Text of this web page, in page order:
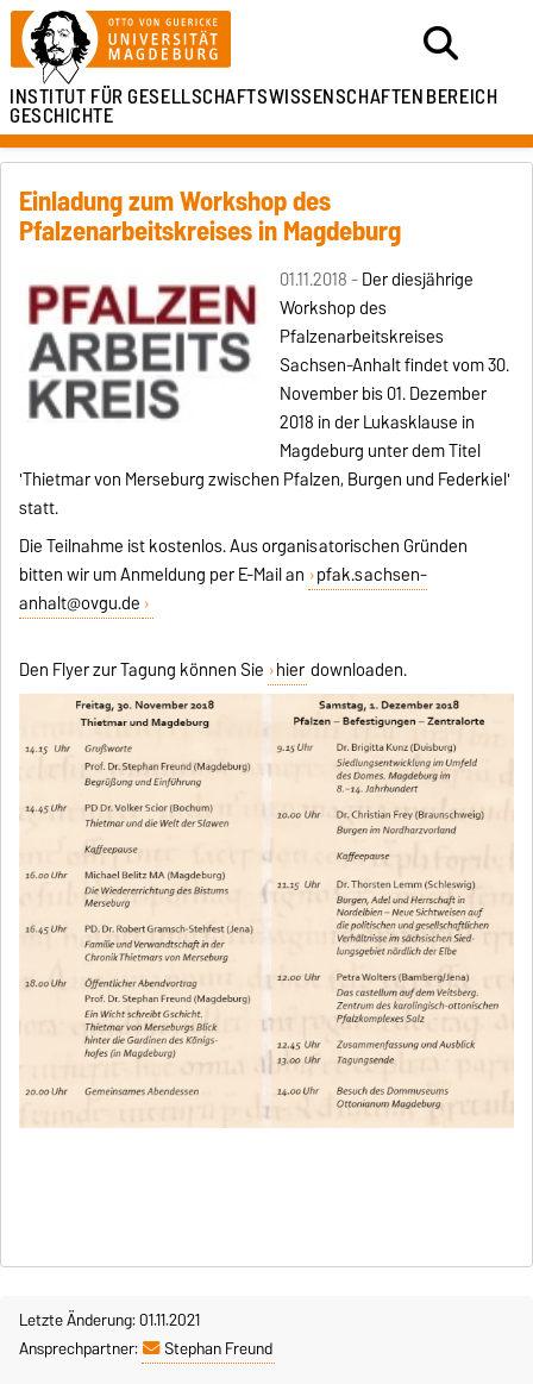
INSTITUT FÜRGESELLSCHAFTSWISSENSCHAFTENBEREICH
GESCHICHTE
Einladung zum Workshop des
Pfalzenarbeitskreises in Magdeburg
01.11.2018 -Der diesjährige
Workshop des
Pfalzenarbeitskreises
Sachsen-Anhalt findet vom 30.
November bis 01. Dezember
2018 in der Lukasklause in
Magdeburg unter dem Titel
'Thietmar von Merseburg zwischen Pfalzen, Burgen und Federkiel'
statt.
Die Teilnahme ist kostenlos. Aus organisatorischen Gründen
bitten wir um Anmeldung per E-Mail an pfak.sachsen-
anhalt@ovgu.de
Den Flyer zur Tagung können Sie hier downloaden.
Letzte Änderung: 01.11.2021
Ansprechpartner:
Stephan Freund